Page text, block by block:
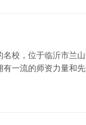
校，位于临沂市兰
有一流的师资力量和